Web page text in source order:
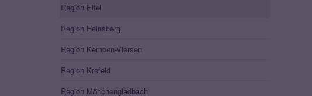
Region Eifel
Region Heinsberg
Region Kempen-Viersen
Region Krefeld
Region Mönchengladbach